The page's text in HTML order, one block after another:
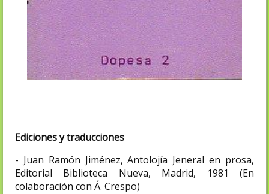
Ediciones y traducciones
- Juan Ramón Jiménez, Antolojía Jeneral en prosa,
Editorial Biblioteca Nueva, Madrid, 1981 (En
colaboración con Á. Crespo)